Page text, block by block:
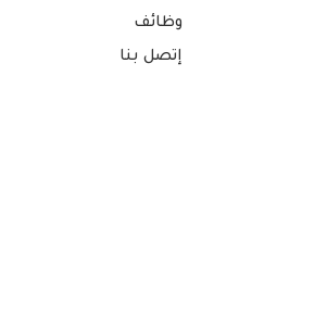
وظائف
إتصل بنا